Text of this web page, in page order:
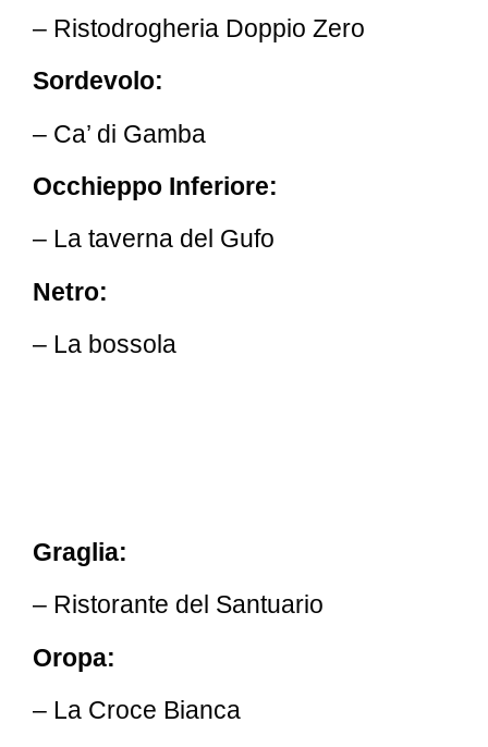
– Ristodrogheria Doppio Zero
Sordevolo:
– Ca’ di Gamba
Occhieppo Inferiore:
– La taverna del Gufo
Netro:
– La bossola
Graglia:
– Ristorante del Santuario
Oropa:
– La Croce Bianca